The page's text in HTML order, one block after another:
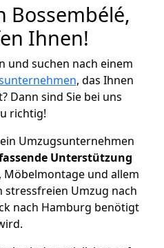
Bossembélé,
Ihnen!
und suchen nach einem
, das Ihnen
Dann sind Sie bei uns
richtig!
Umzugsunternehmen
Unterstützung
und allem
stressfreien Umzug nach
nach Hamburg benötigt